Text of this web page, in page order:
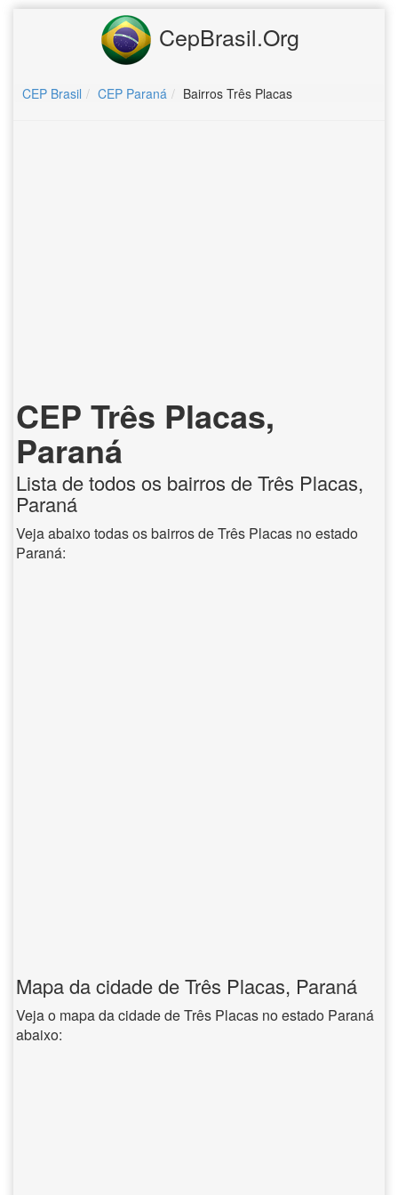
CepBrasil.Org
CEP Brasil CEP Paraná Bairros Três Placas
CEP Três Placas,
Paraná
Lista de todos os bairros de Três Placas,
Paraná
Veja abaixo todas os bairros de Três Placas no estado
Paraná:
Mapa da cidade de Três Placas, Paraná
Veja o mapa da cidade de Três Placas no estado Paraná
abaixo: